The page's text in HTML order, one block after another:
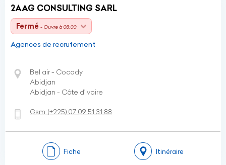
2AAG CONSULTING SARL
Fermé - Ouvre à 08:00
Agences de recrutement
Bel air - Cocody
Abidjan
Abidjan - Côte d’Ivoire
Gsm:(+225) 07 09 51 31 88
Fiche Itinéraire